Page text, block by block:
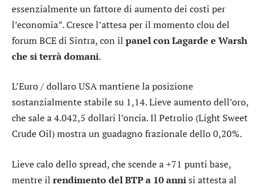
essenzialmente un fattore di aumento dei costi per
l’economia”. Cresce l’attesa per il momento clou del
forum BCE di Sintra, con il panel con Lagarde e Warsh
che si terrà domani.
L’Euro / dollaro USAmantiene la posizione
sostanzialmente stabile su 1,14. Lieve aumento dell’oro,
che sale a 4.042,5 dollari l’oncia. Il Petrolio (Light Sweet
Crude Oil) mostra un guadagno frazionale dello 0,20%.
Lieve calo dellospread, che scende a +71 punti base,
mentre il rendimento del BTP a 10 annisi attesta al